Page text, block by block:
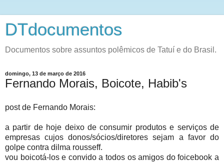
DTdocumentos
Documentos sobre assuntos polêmicos de Tatuí e do Brasil.
domingo, 13 de março de 2016
Fernando Morais, Boicote, Habib's
post de Fernando Morais:
a partir de hoje deixo de consumir produtos e serviços de
empresas cujos donos/sócios/diretores sejam a favor do
golpe contra dilma rousseff.
vou boicotá-los e convido a todos os amigos do foicebook a